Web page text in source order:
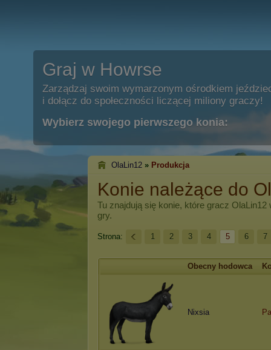
Graj w Howrse
Zarządzaj swoim wymarzonym ośrodkiem
i dołącz do społeczności liczącej miliony graczy!
Wybierz swojego pierwszego konia:
OlaLin12 » Produkcja
Konie należące do
Tu znajdują się konie, które gracz OlaLin12
gry.
Strona: 1 2 3 4 5 6 7
Obecny hodowca
Nixsia